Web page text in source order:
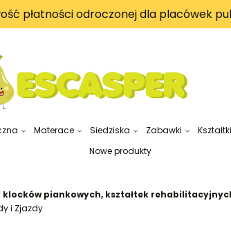
płatności odroczonej dla placówek
Materace Siedziska Zabawki
Nowe produkty
klocków piankowych, kształtek
i Zjazdy